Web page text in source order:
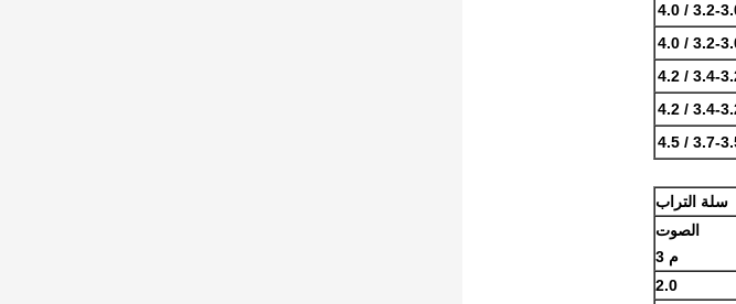
سلة التراب
الصوت
م 3
2.0